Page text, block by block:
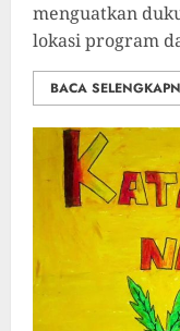
menguatkan
lokasi program
BACA